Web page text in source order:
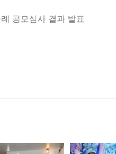
공모심사 결과 발표